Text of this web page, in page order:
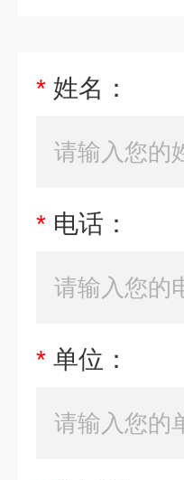
* 姓名：
* 电话：
* 单位：